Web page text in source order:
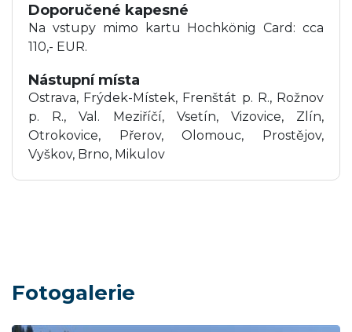
Doporučené kapesné
Na vstupy mimo kartu Hochkönig Card: cca
110,- EUR.
Nástupní místa
Ostrava, Frýdek-Místek, Frenštát p. R., Rožnov
p. R., Val. Meziříčí, Vsetín, Vizovice, Zlín,
Otrokovice, Přerov, Olomouc, Prostějov,
Vyškov, Brno, Mikulov
Fotogalerie